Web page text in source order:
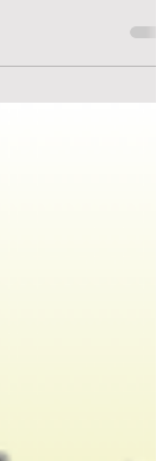
gara valida per la